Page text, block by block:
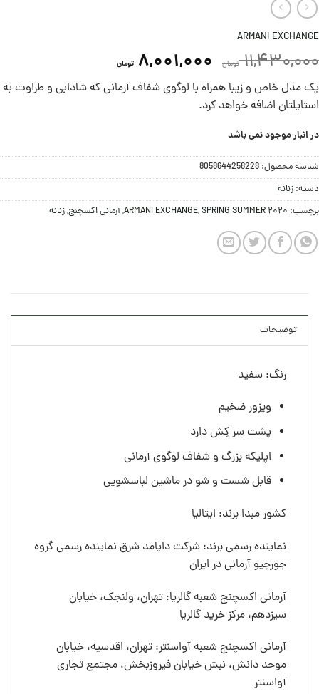
ARMANI EXCHANGE
11,430,000 تومان 8,001,000 تومان
یک مدل خاص و زیبا همراه با لوگوی شفاف آرمانی که شادابی و طراوت به
استایلتان اضافه خواهد کرد.
در انبار موجود نمی باشد
شناسه محصول: 8058644258228
دسته: زنانه
برچسب:
ARMANI EXCHANGE,SPRING SUMMER 2020
,آرمانی اکسچنج,زنانه
توضیحات
رنگ: سفید
ویزور ضخیم
پشت سر کِش دارد
اپلیکه بزرگ و شفاف لوگوی آرمانی
قابل شست و شو در ماشین لباسشویی
کشور مبدا برند: ایتالیا
نماینده رسمی برند: شرکت دایامد شرق نماینده رسمی گروه
جورجیو آرمانی در ایران
آرمانی اکسچنج شعبه گالریا: تهران، ولنجک، خیابان
سیزدهم، مرکز خرید گالریا
آرمانی اکسچنج شعبه آواسنتر: تهران، اقدسیه، خیابان
موحد دانش، نبش خیابان فیروزبخش، مجتمع تجاری
آواسنتر